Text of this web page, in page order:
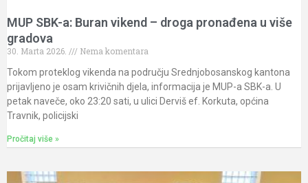
MUP SBK-a: Buran vikend – droga pronađena u više
gradova
30. Marta 2026.
Nema komentara
Tokom proteklog vikenda na području Srednjobosanskog kantona
prijavljeno je osam krivičnih djela, informacija je MUP-a SBK-a. U
petak naveče, oko 23:20 sati, u ulici Derviš ef. Korkuta, općina
Travnik, policijski
Pročitaj više »